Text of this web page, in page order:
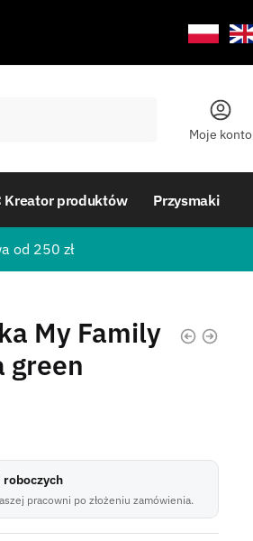
Moje konto
Kreator produktów Przysmaki
od 250 zł
My Family
green
roboczych
pracowni po złożeniu zamówienia.